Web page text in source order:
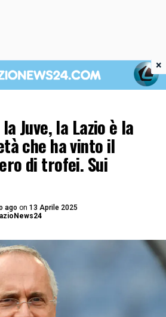
Juve, la Lazio è la
che ha vinto il
di trofei. Sui
ago on 13 Aprile 2025
×